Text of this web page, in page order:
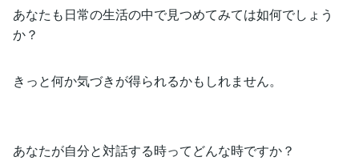
あなたも日常の生活の中で見つめてみては如何でしょう
か？
きっと何か気づきが得られるかもしれません。
あなたが自分と対話する時ってどんな時ですか？